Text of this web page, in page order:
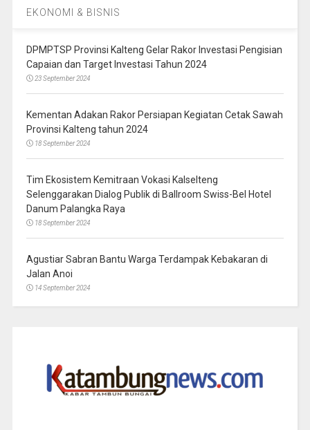
EKONOMI & BISNIS
DPMPTSP Provinsi Kalteng Gelar Rakor Investasi Pengisian
Capaian dan Target Investasi Tahun 2024
23 September 2024
Kementan Adakan Rakor Persiapan Kegiatan Cetak Sawah
Provinsi Kalteng tahun 2024
18 September 2024
Tim Ekosistem Kemitraan Vokasi Kalselteng
Selenggarakan Dialog Publik di Ballroom Swiss-Bel Hotel
Danum Palangka Raya
18 September 2024
Agustiar Sabran Bantu Warga Terdampak Kebakaran di
Jalan Anoi
14 September 2024